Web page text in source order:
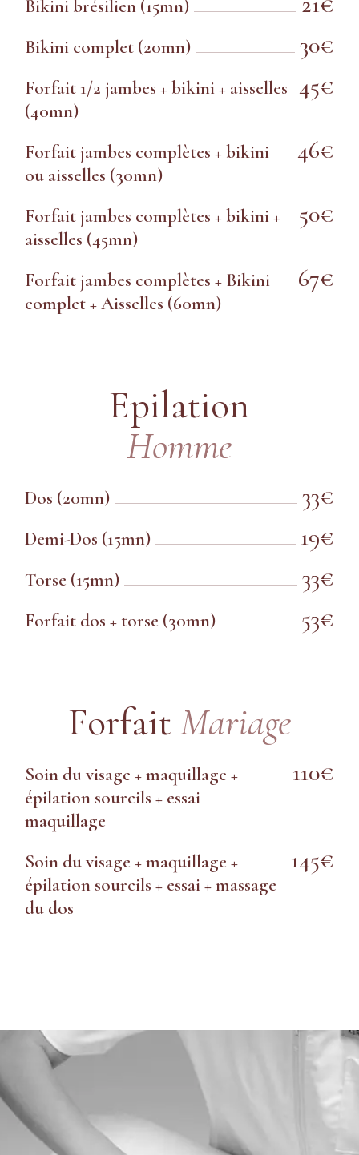
Bikini brésilien (15mn)
Bikini complet (20mn) 30€
Forfait 1/2 jambes + bikini + aisselles
(40mn)
45€
Forfait jambes complètes + bikini
ou aisselles (30mn)
46€
Forfait jambes complètes + bikini +
aisselles (45mn)
50€
Forfait jambes complètes + Bikini
complet + Aisselles (60mn)
67€
Epilation
Homme
Dos (20mn) 33€
Demi-Dos (15mn) 19€
Torse (15mn) 33€
Forfait dos + torse (30mn) 53€
ForfaitMariage
Soin du visage + maquillage +
épilation sourcils + essai
maquillage
110€
Soin du visage + maquillage +
épilation sourcils + essai + massage
du dos
145€